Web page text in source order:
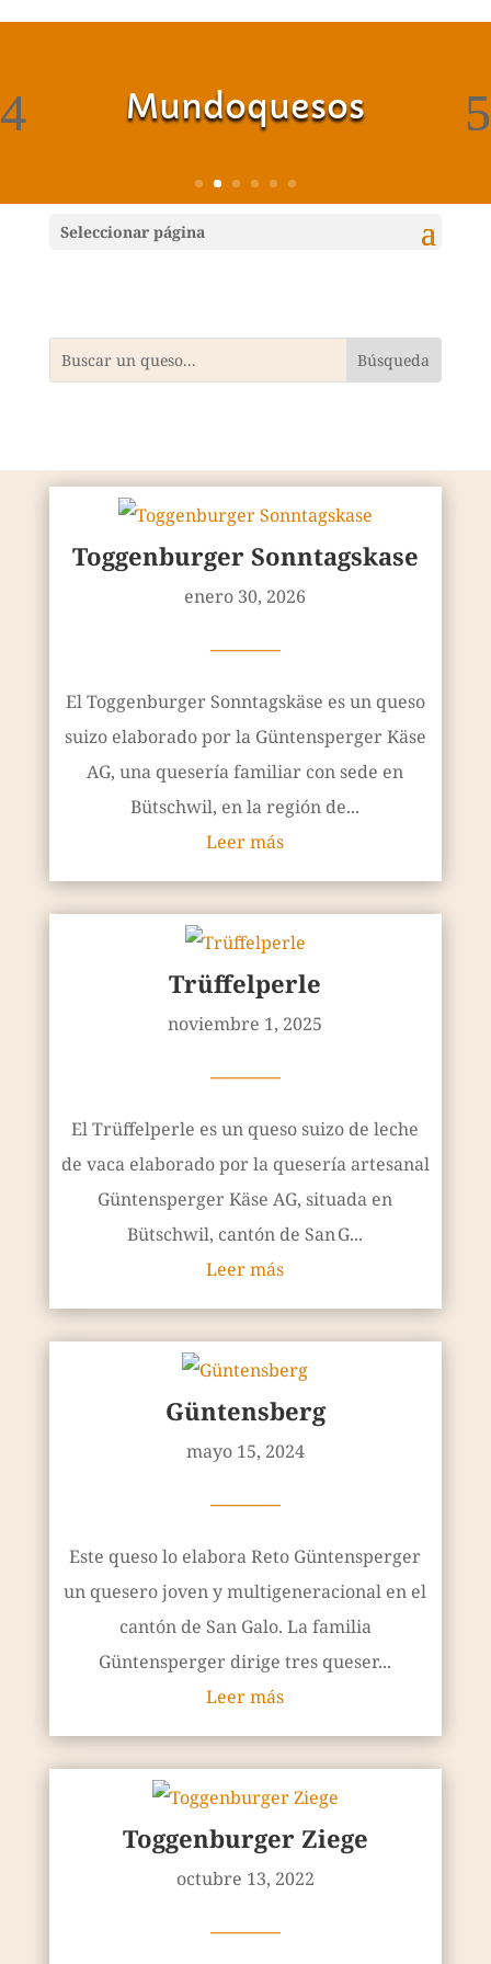
Mundoquesos
Seleccionar página
Toggenburger Sonntagskase
enero 30, 2026
————
El Toggenburger Sonntagskäse es un queso
suizo elaborado por la Güntensperger Käse
AG, una quesería familiar con sede en
Bütschwil, en la región de...
Leer más
Trüffelperle
noviembre 1, 2025
————
El Trüffelperle es un queso suizo de leche
de vaca elaborado por la quesería artesanal
Güntensperger Käse AG, situada en
Bütschwil, cantón de San G...
Leer más
Güntensberg
mayo 15, 2024
————
Este queso lo elabora Reto Güntensperger
un quesero joven y multigeneracional en el
cantón de San Galo. La familia
Güntensperger dirige tres queser...
Leer más
Toggenburger Ziege
octubre 13, 2022
————